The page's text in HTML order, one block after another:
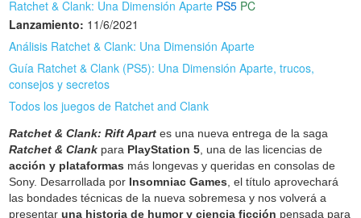
Ratchet & Clank: Una Dimensión Aparte PS5 PC
Lanzamiento: 11/6/2021
Análisis Ratchet & Clank: Una Dimensión Aparte
Guía Ratchet & Clank (PS5): Una Dimensión Aparte, trucos,
consejos y secretos
Todos los juegos de Ratchet and Clank
Ratchet & Clank: Rift Apart es una nueva entrega de la saga
Ratchet & Clank para PlayStation 5, una de las licencias de
acción y plataformas más longevas y queridas en consolas de
Sony. Desarrollada por Insomniac Games, el título aprovechará
las bondades técnicas de la nueva sobremesa y nos volverá a
presentaruna historia de humor y ciencia ficción pensada para